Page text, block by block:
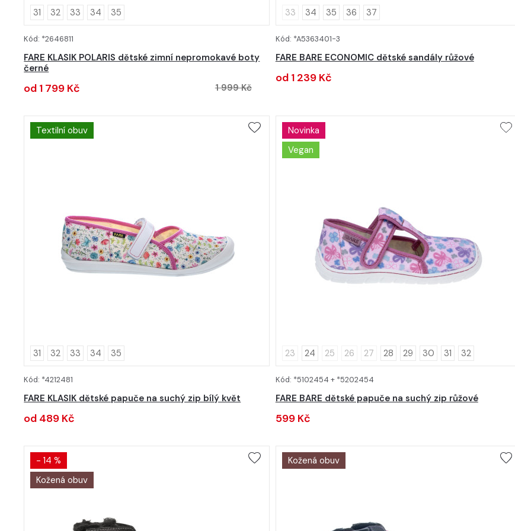
31 32 33 34 35
Kód: *2646811
FARE KLASIK POLARIS dětské zimní nepromokavé boty
černé
od 1 799 Kč 1 999 Kč
33 34 35 36 37
Kód: *A5363401-3
FARE BARE ECONOMIC dětské sandály růžové
od 1 239 Kč
Textilní obuv
31 32 33 34 35
Kód: *4212481
FARE KLASIK dětské papuče na suchý zip bílý květ
od 489 Kč
Novinka
Vegan
23 24 25 26 27 28 29 30 31 32
Kód: *5102454 + *5202454
FARE BARE dětské papuče na suchý zip růžové
599 Kč
- 14 %
Kožená obuv
Kožená obuv